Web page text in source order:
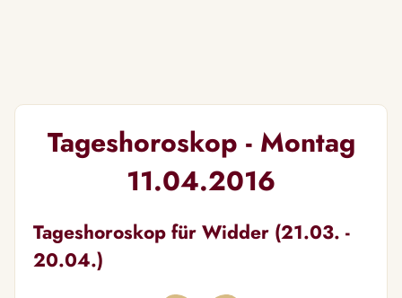
Tageshoroskop - Montag
11.04.2016
Tageshoroskop für Widder (21.03. -
20.04.)